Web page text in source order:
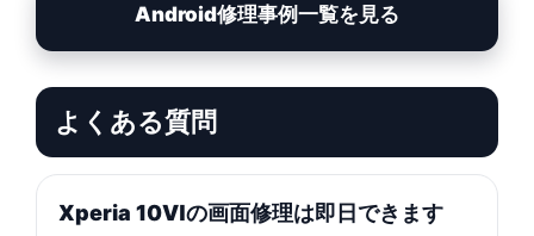
Android修理事例一覧を見る
よくある質問
Xperia 10Ⅵの画面修理は即日できます